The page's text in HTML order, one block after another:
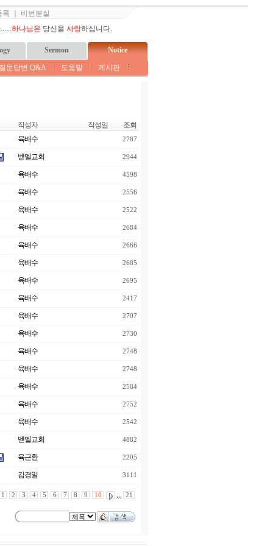
록
비번분실
하나님은 당신을 사랑하십니다.
Sermon Notice
질문답변 Q&A 도움말 게시판
작성자 작성일 조회
육배수 2787
벧엘교회 2944
육배수 4598
육배수 2556
육배수 2522
육배수 2684
육배수 2666
육배수 2685
육배수 2695
육배수 2417
육배수 2707
육배수 2730
육배수 2748
육배수 2748
육배수 2584
육배수 2752
육배수 2542
벧엘교회 4882
육근환 2205
김경일 3111
1 2 3 4 5 6 7 8 9 10 ,,, 21